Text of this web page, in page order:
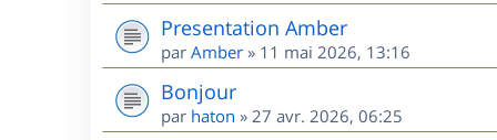
Presentation Amber
par Amber » 11 mai 2026, 13:16
Bonjour
par haton » 27 avr. 2026, 06:25